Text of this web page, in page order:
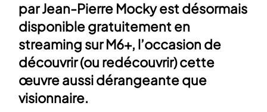
par Jean-Pierre Mocky est désormais
disponible gratuitement en
streaming sur M6+, l’occasion de
découvrir (ou redécouvrir) cette
œuvre aussi dérangeante que
visionnaire.